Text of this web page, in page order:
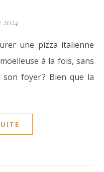
à la fois, sans
foyer ? Bien que la